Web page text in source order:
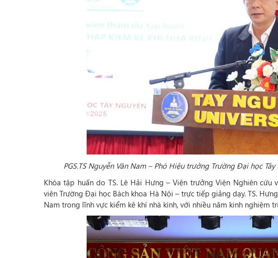
PGS.TS Nguyễn Văn Nam – Phó Hiệu trưởng Trường Đại học
Khóa tập huấn do TS. Lê Hải Hưng – Viện trưởng Viện Nghiên cứu
viên Trường Đại học Bách khoa Hà Nội – trực tiếp giảng dạy. TS.
Nam trong lĩnh vực kiểm kê khí nhà kính, với nhiều năm kinh nghiệm